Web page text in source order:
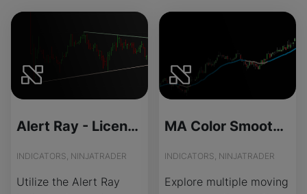
Alert Ray - License Version
INDICATORS, NINJATRADER
Utilize the Alert Ray
MA Color Smooth - Source Code
INDICATORS, NINJATRADER
Explore multiple moving